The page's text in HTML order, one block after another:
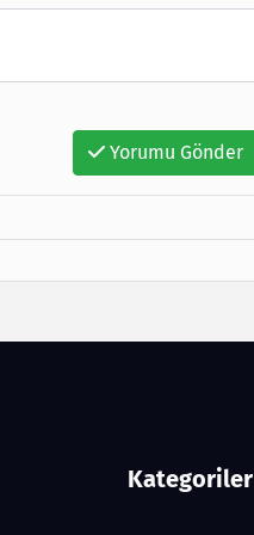
Yorumu Gönder
Kategoriler